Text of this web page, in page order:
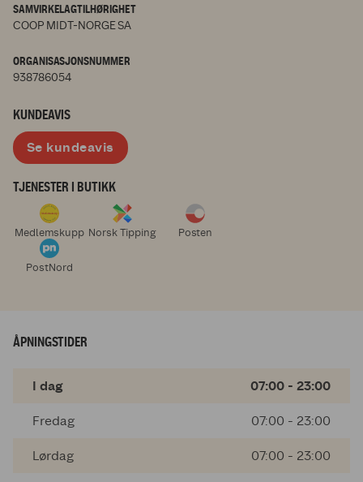
SAMVIRKELAGTILHØRIGHET
COOP MIDT-NORGE SA
ORGANISASJONSNUMMER
938786054
KUNDEAVIS
Se kundeavis
TJENESTER I BUTIKK
Medlemskupp Norsk Tipping Posten
PostNord
ÅPNINGSTIDER
I dag 07:00 - 23:00
Fredag 07:00 - 23:00
Lørdag 07:00 - 23:00